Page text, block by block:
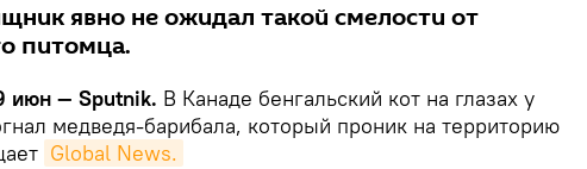
явно не ожидал такой смелости от
питомца.
— Sputnik. В Канаде бенгальский кот на глазах у
медведя-барибала, который проник на территорию
Global News.